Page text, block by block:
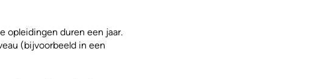
opleidingen duren een jaar.
(bijvoorbeeld in een